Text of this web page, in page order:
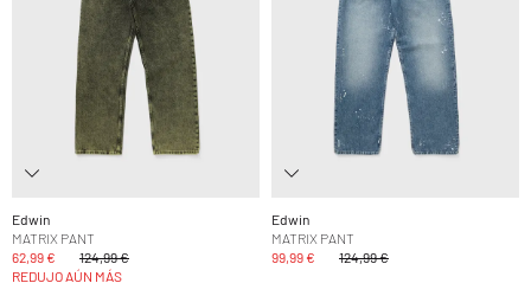
Edwin
MATRIX PANT
62,99 €
124,99 €
REDUJO AÚN MÁS
Edwin
MATRIX PANT
99,99 €
124,99 €